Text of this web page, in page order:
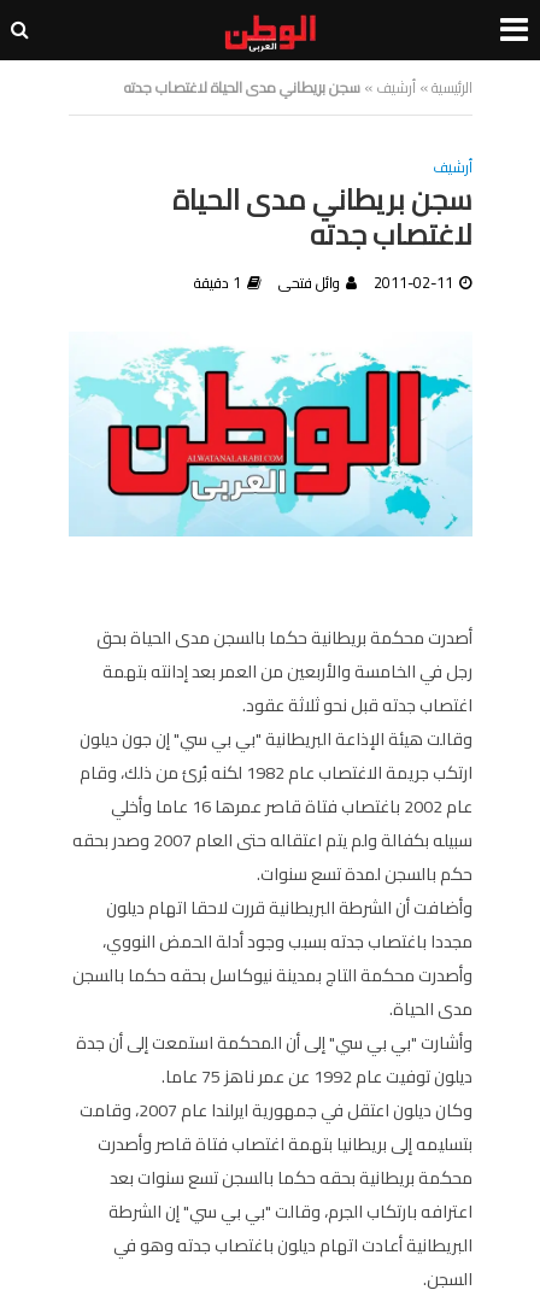
الرئيسية»أرشيف»سجن بريطاني مدى الحياة لاغتصاب جدته
أرشيف
سجن بريطاني مدى الحياة
لاغتصاب جدته
2011-02-11 وائل فتحى 1 دقيقة
أصدرت محكمة بريطانية حكما بالسجن مدى الحياة بحق
رجل في الخامسة والأربعين من العمر بعد إدانته بتهمة
اغتصاب جدته قبل نحو ثلاثة عقود.
وقالت هيئة الإذاعة البريطانية "بي بي سي" إن جون ديلون
ارتكب جريمة الاغتصاب عام 1982 لكنه بُرئ من ذلك، وقام
عام 2002 باغتصاب فتاة قاصر عمرها 16 عاما وأخلي
سبيله بكفالة ولم يتم اعتقاله حتى العام 2007 وصدر بحقه
حكم بالسجن لمدة تسع سنوات.
وأضافت أن الشرطة البريطانية قررت لاحقا اتهام ديلون
مجددا باغتصاب جدته بسبب وجود أدلة الحمض النووي،
وأصدرت محكمة التاج بمدينة نيوكاسل بحقه حكما بالسجن
مدى الحياة.
وأشارت "بي بي سي" إلى أن المحكمة استمعت إلى أن جدة
ديلون توفيت عام 1992 عن عمر ناهز 75 عاما.
وكان ديلون اعتقل في جمهورية ايرلندا عام 2007، وقامت
بتسليمه إلى بريطانيا بتهمة اغتصاب فتاة قاصر وأصدرت
محكمة بريطانية بحقه حكما بالسجن تسع سنوات بعد
اعترافه بارتكاب الجرم، وقالت "بي بي سي" إن الشرطة
البريطانية أعادت اتهام ديلون باغتصاب جدته وهو في
السجن.